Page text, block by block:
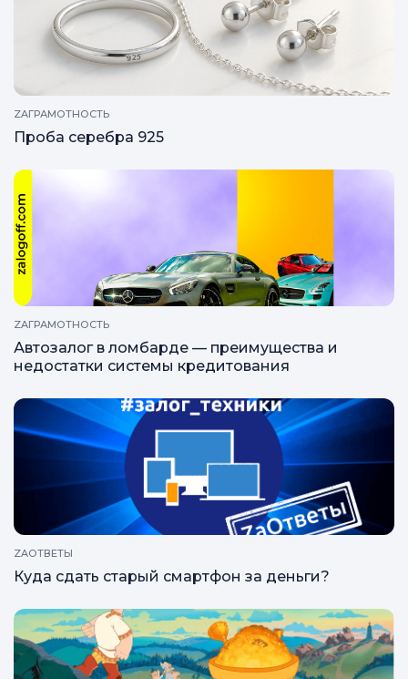
ZAГРАМОТНОСТЬ
Проба серебра 925
ZAГРАМОТНОСТЬ
Автозалог в ломбарде — преимущества и
недостатки системы кредитования
ZAОТВЕТЫ
Куда сдать старый смартфон за деньги?